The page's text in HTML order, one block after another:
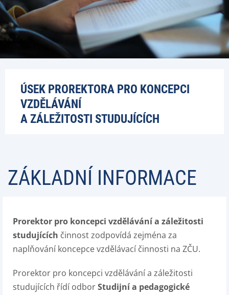
ÚSEK PROREKTORA PRO KONCEPCI
VZDĚLÁVÁNÍ
A ZÁLEŽITOSTI STUDUJÍCÍCH
ZÁKLADNÍ INFORMACE
Prorektor pro koncepci vzdělávání a záležitosti
studujících činnost zodpovídá zejména za
naplňování koncepce vzdělávací činnosti na ZČU.
Prorektor pro koncepci vzdělávání a záležitosti
studujících řídí odborStudijní a pedagogické